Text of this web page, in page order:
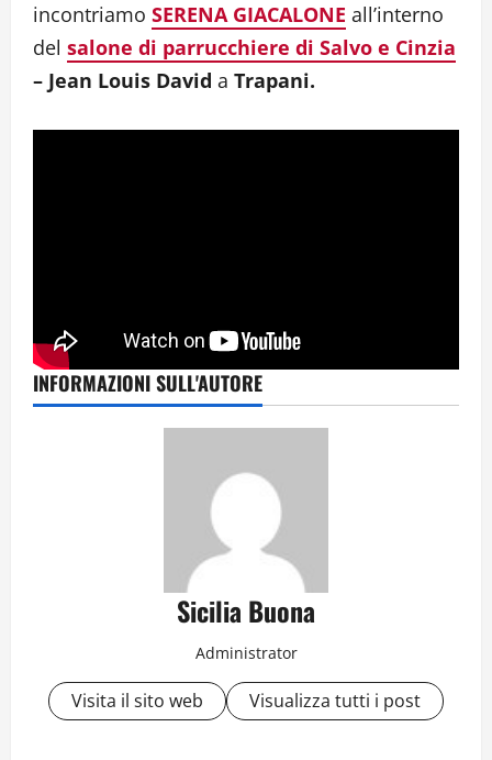
incontriamo SERENA GIACALONE all’interno
del salone di parrucchiere di Salvo e Cinzia
– Jean Louis David a Trapani.
INFORMAZIONI SULL'AUTORE
Sicilia Buona
Administrator
Visita il sito web Visualizza tutti i post